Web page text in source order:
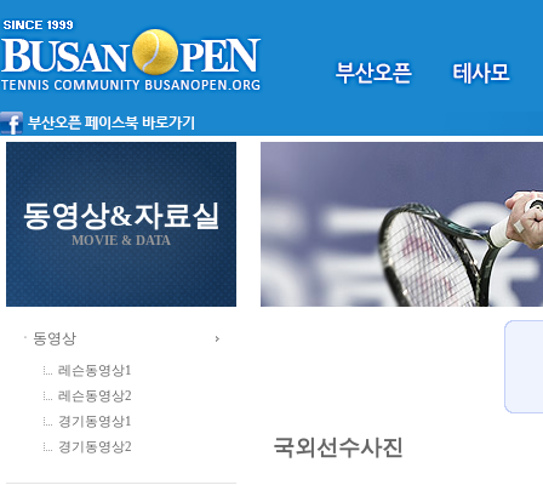
동영상&자료실
MOVIE & DATA
ㆍ동영상
레슨동영상1
레슨동영상2
경기동영상1
경기동영상2
국외선수사진